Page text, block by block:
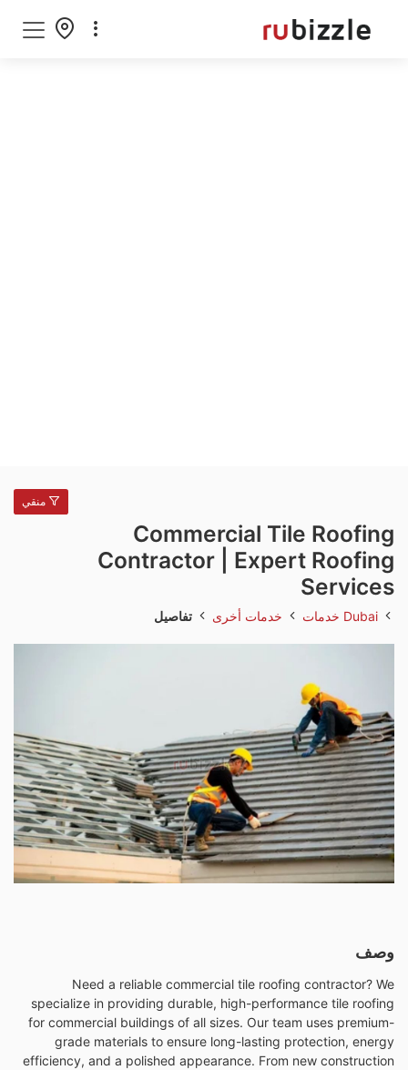
منقي
Commercial Tile Roofing
Contractor | Expert Roofing
Services
Dubai خدمات خدمات أخرى تفاصيل
وصف
Need a reliable commercial tile roofing contractor? We
specialize in providing durable, high-performance tile roofing
for commercial buildings of all sizes. Our team uses premium-
grade materials to ensure long-lasting protection, energy
efficiency, and a polished appearance. From new construction